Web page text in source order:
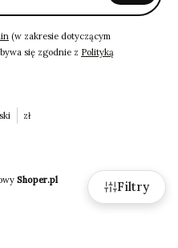
Filtry
(w zakresie dotyczącym
się zgodnie z Polityką
zł
Shoper.pl
Zobacz szczegóły